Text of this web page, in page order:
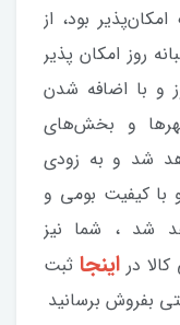
بود، از
روز امکان پذیر
و با اضافه شدن
شهرها و بخش‌های
شد و به زودی
با کیفیت بومی و
شد ، شما نیز
در اینجا ثبت
بفروش برسانید